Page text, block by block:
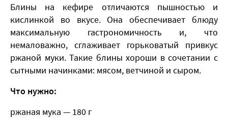
Блины на кефире отличаются пышностью и
кислинкой во вкусе. Она обеспечивает блюду
максимальную гастрономичность и, что
немаловажно, сглаживает горьковатый привкус
ржаной муки. Такие блины хороши в сочетании с
сытными начинками: мясом, ветчиной и сыром.
Что нужно:
ржаная мука — 180 г